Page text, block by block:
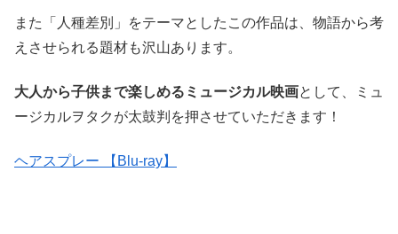
また「人種差別」をテーマとしたこの作品は、物語から考
えさせられる題材も沢山あります。
大人から子供まで楽しめるミュージカル映画として、ミュ
ージカルヲタクが太鼓判を押させていただきます！
ヘアスプレー 【Blu-ray】